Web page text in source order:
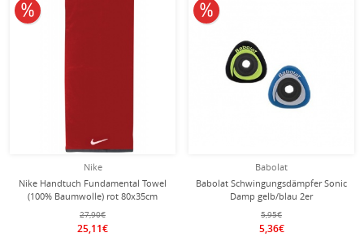
Nike
Nike Handtuch Fundamental Towel
(100% Baumwolle) rot 80x35cm
27,90€
25,11€
10% reduziert
Babolat
Babolat Schwingungsdämpfer Sonic
Damp gelb/blau 2er
5,95€
5,36€
10% reduziert